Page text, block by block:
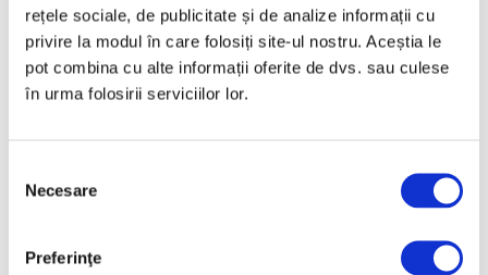
rețele sociale, de publicitate și de analize informații cu
privire la modul în care folosiți site-ul nostru. Aceștia le
pot combina cu alte informații oferite de dvs. sau culese
în urma folosirii serviciilor lor.
consimțământului
Necesare
Preferinţe
Categorii
Artǎ
Natură
Urmăreşte-ne pe